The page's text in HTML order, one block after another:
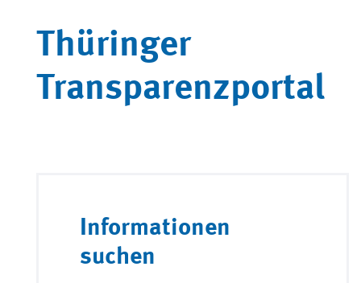
Thüringer
Transparenzportal
Informationen
suchen